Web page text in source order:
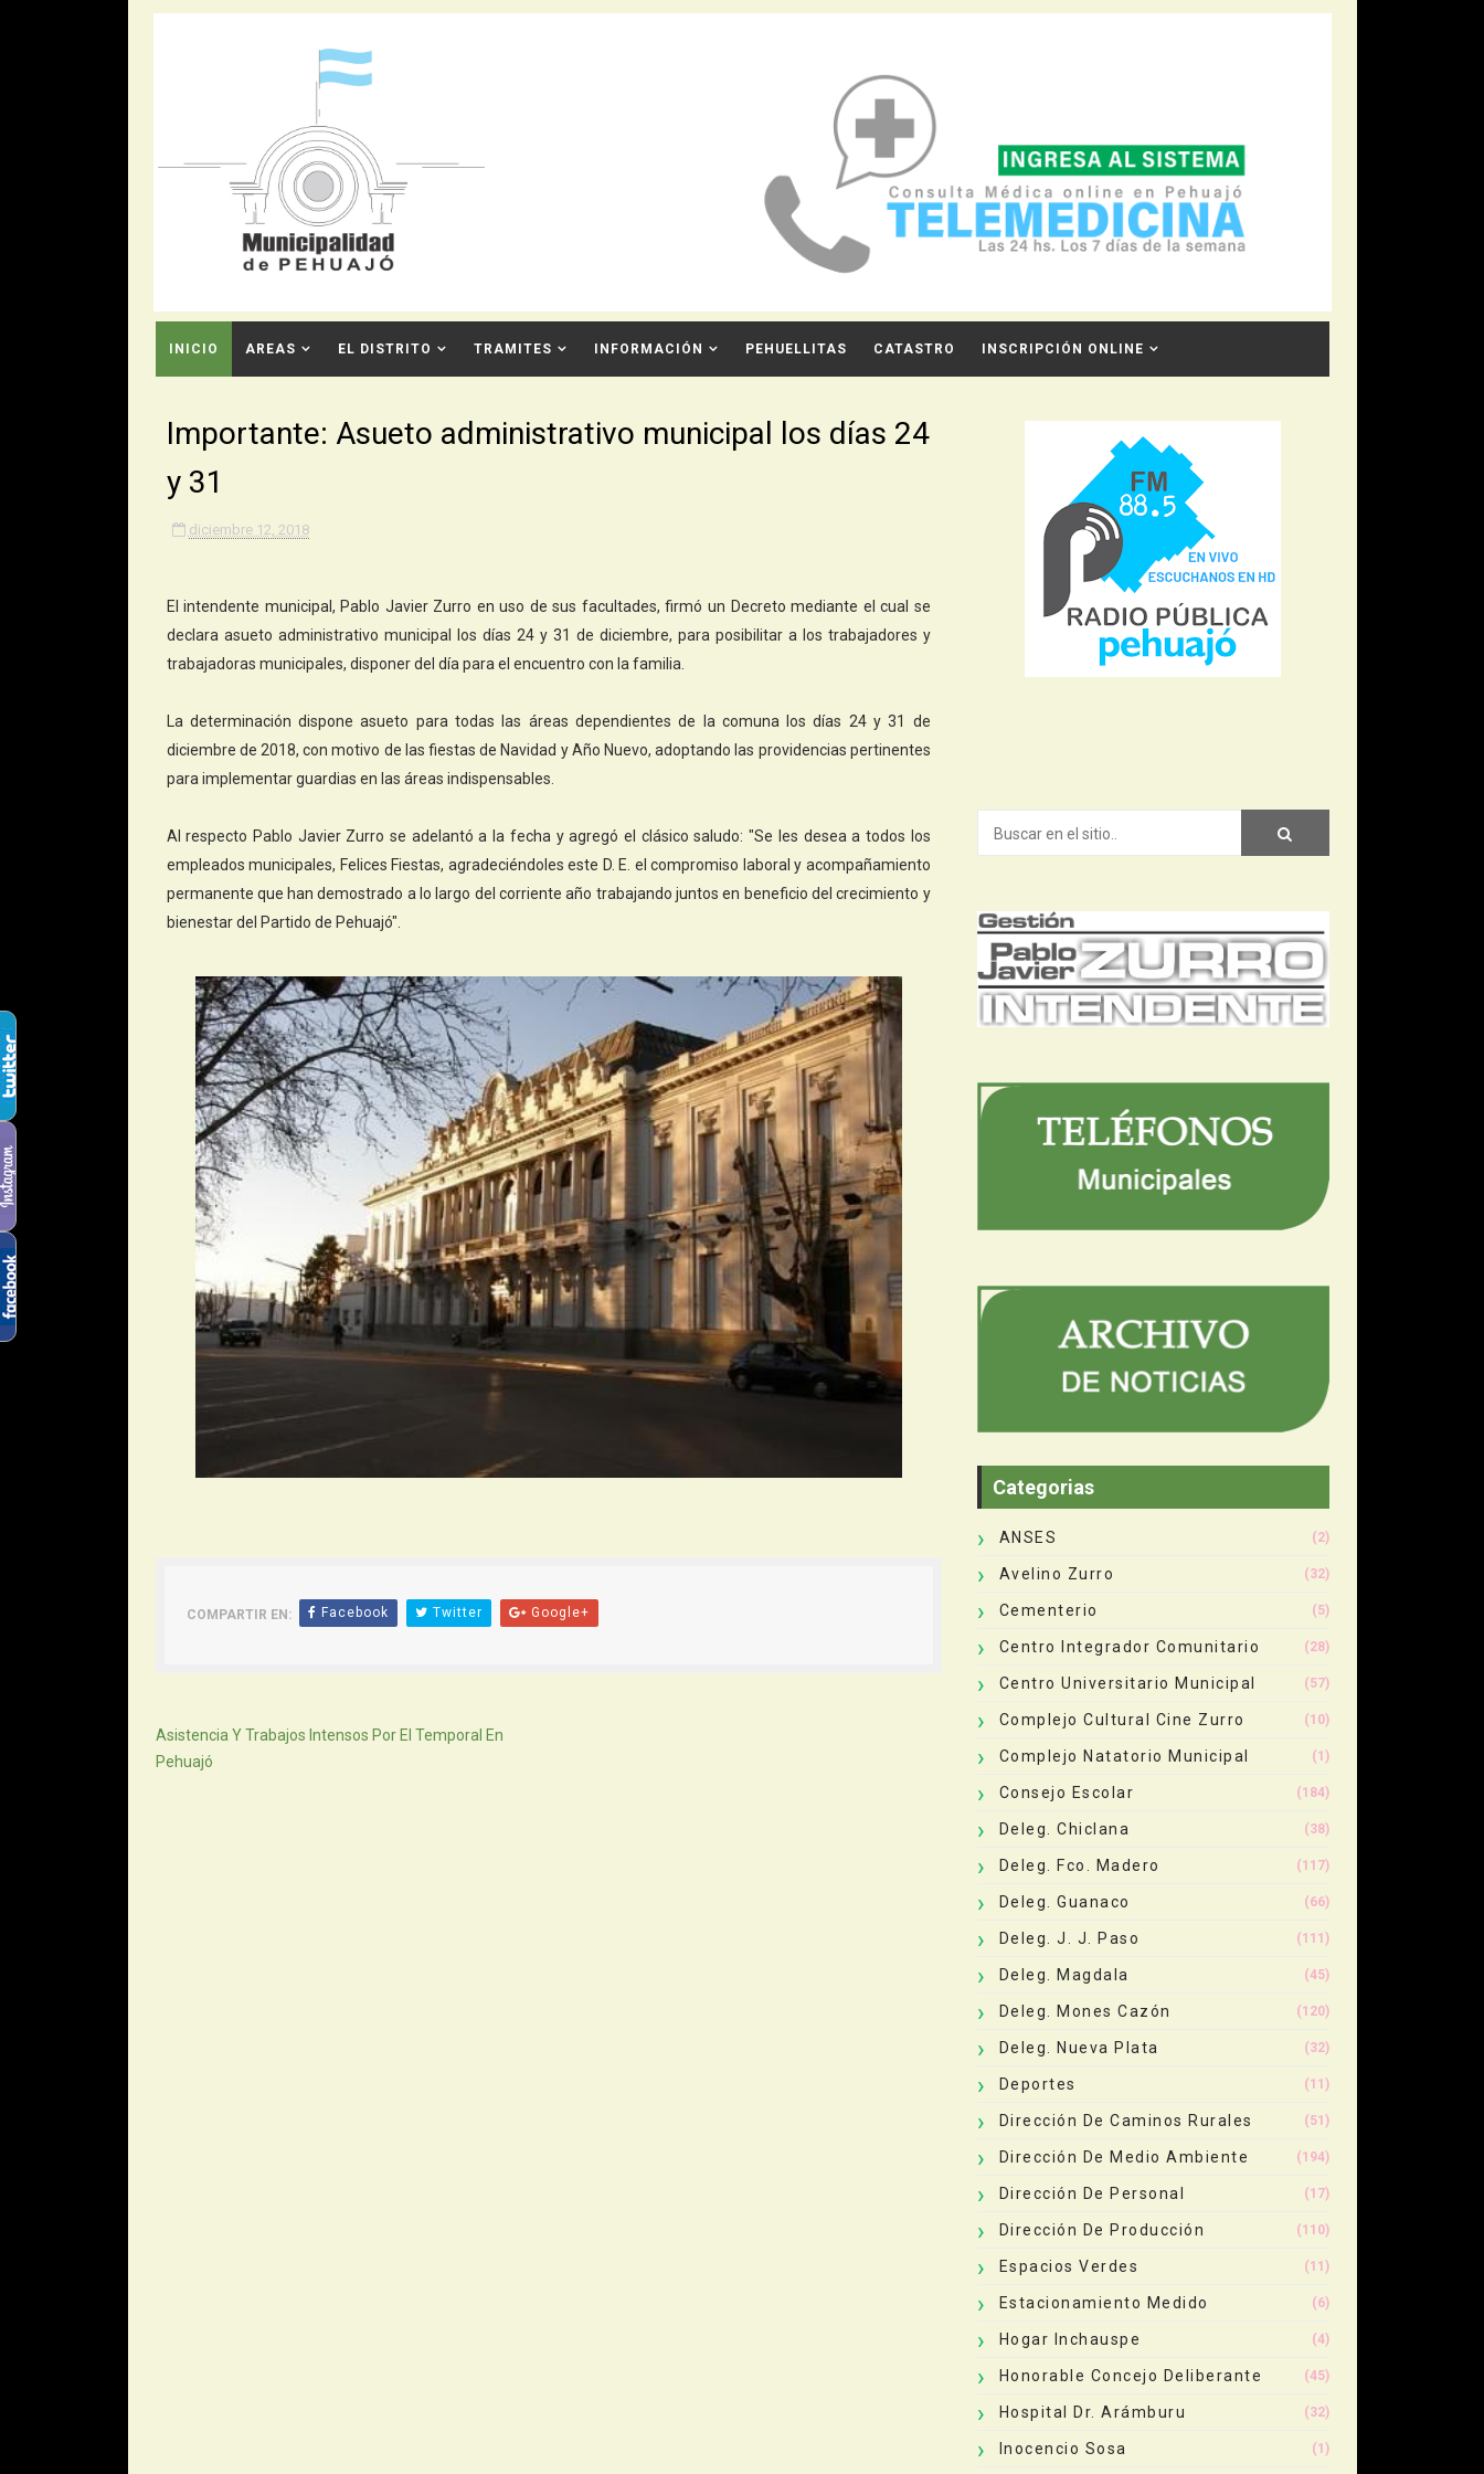
INICIO AREAS EL DISTRITO TRAMITES INFORMACIÓN PEHUELLITAS CATASTRO INSCRIPCIÓN ONLINE
Importante: Asueto administrativo municipal los días 24
y 31
diciembre 12, 2018
El intendente municipal, Pablo Javier Zurro en uso de sus facultades, firmó un Decreto mediante el cual se
declara asueto administrativo municipal los días 24 y 31 de diciembre, para posibilitar a los trabajadores y
trabajadoras municipales, disponer del día para el encuentro con la familia.
La determinación dispone asueto para todas las áreas dependientes de la comuna los días 24 y 31 de
diciembre de 2018, con motivo de las fiestas de Navidad y Año Nuevo, adoptando las providencias pertinentes
para implementar guardias en las áreas indispensables.
Al respecto Pablo Javier Zurro se adelantó a la fecha y agregó el clásico saludo: "Se les desea a todos los
empleados municipales, Felices Fiestas, agradeciéndoles este D. E. el compromiso laboral y acompañamiento
permanente que han demostrado a lo largo del corriente año trabajando juntos en beneficio del crecimiento y
bienestar del Partido de Pehuajó".
COMPARTIR EN: Facebook Twitter Google+
Asistencia Y Trabajos Intensos Por El Temporal En
Pehuajó
Categorias
ANSES (2)
Avelino Zurro (32)
Cementerio (5)
Centro Integrador Comunitario (28)
Centro Universitario Municipal (57)
Complejo Cultural Cine Zurro (10)
Complejo Natatorio Municipal (1)
Consejo Escolar (184)
Deleg. Chiclana (38)
Deleg. Fco. Madero (117)
Deleg. Guanaco (66)
Deleg. J. J. Paso (111)
Deleg. Magdala (45)
Deleg. Mones Cazón (120)
Deleg. Nueva Plata (32)
Deportes (11)
Dirección De Caminos Rurales (51)
Dirección De Medio Ambiente (194)
Dirección De Personal (17)
Dirección De Producción (110)
Espacios Verdes (11)
Estacionamiento Medido (6)
Hogar Inchauspe (4)
Honorable Concejo Deliberante (45)
Hospital Dr. Arámburu (32)
Inocencio Sosa (1)